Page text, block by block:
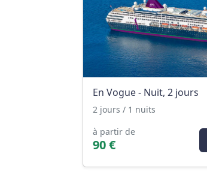
En Vogue - Nuit, 2 jours
2 jours / 1 nuits
à partir de
90 €